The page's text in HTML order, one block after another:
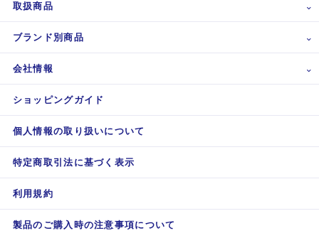
取扱商品
ブランド別商品
会社情報
ショッピングガイド
個人情報の取り扱いについて
特定商取引法に基づく表示
利用規約
製品のご購入時の注意事項について